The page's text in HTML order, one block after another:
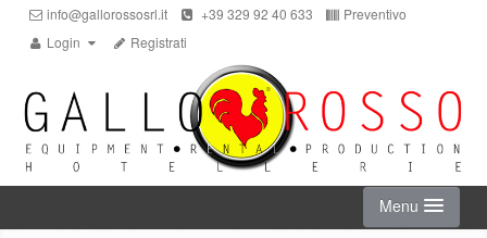
info@gallorossosrl.it +39 329 92 40 633
Preventivo
Login
Registrati
Menu